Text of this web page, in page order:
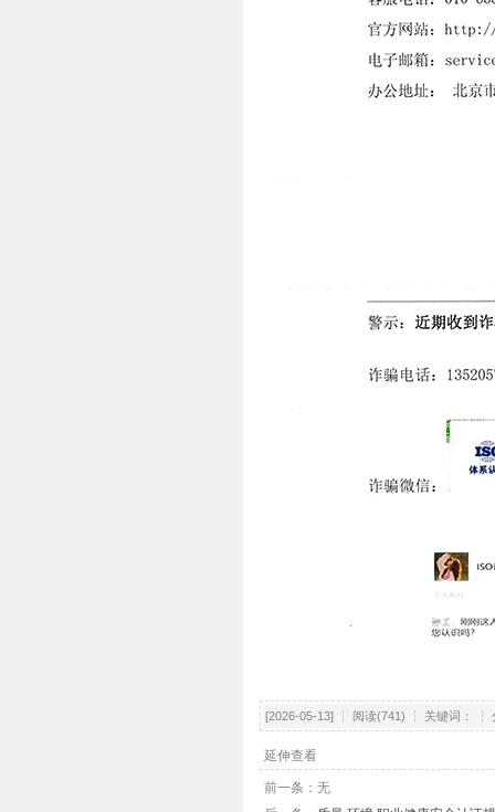
[2026-05-13] ┆ 阅读(741) ┆ 关键词： ┆
延伸查看
前一条：无